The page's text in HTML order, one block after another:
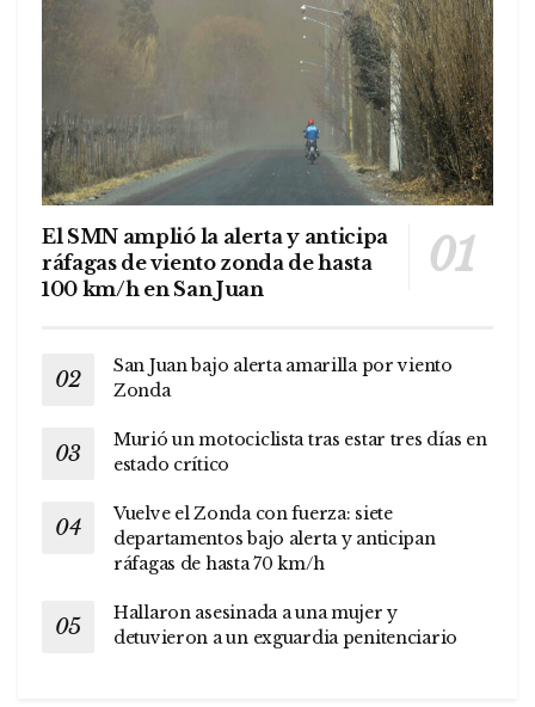
El SMN amplió la alerta y anticipa
ráfagas de viento zonda de hasta
100 km/h en San Juan
San Juan bajo alerta amarilla por viento
Zonda
Murió un motociclista tras estar tres días en
estado crítico
Vuelve el Zonda con fuerza: siete
departamentos bajo alerta y anticipan
ráfagas de hasta 70 km/h
Hallaron asesinada a una mujer y
detuvieron a un exguardia penitenciario